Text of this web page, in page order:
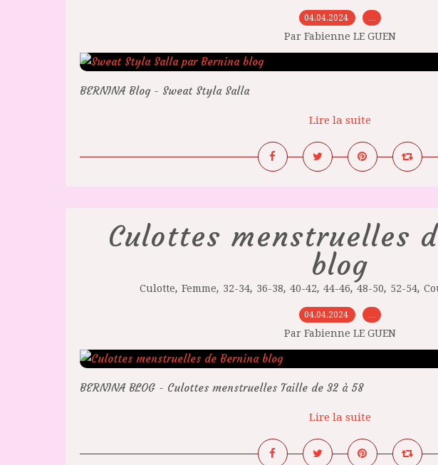
04.04.2024 …
Par Fabienne LE GUEN
BERNINA Blog - Sweat Styla Salla
Lire la suite
Culottes menstruelles
blog
Culotte, Femme, 32-34, 36-38, 40-42, 44-46, 48-50, 52-54,
04.04.2024 …
Par Fabienne LE GUEN
BERNINA BLOG - Culottes menstruelles Taille de 32 à 58
Lire la suite